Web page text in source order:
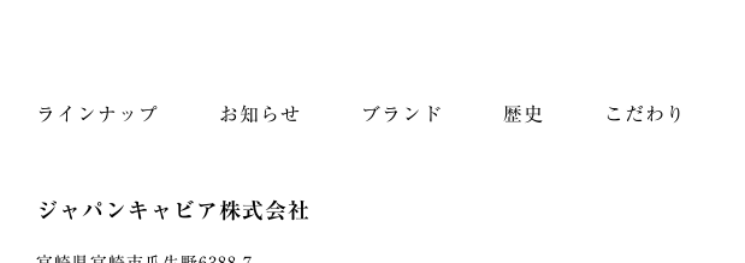
ラインナップ お知らせ ブランド 歴史 こだわり
ジャパンキャビア株式会社